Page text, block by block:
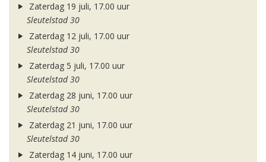
Zaterdag 19 juli, 17.00 uur
Sleutelstad 30
Zaterdag 12 juli, 17.00 uur
Sleutelstad 30
Zaterdag 5 juli, 17.00 uur
Sleutelstad 30
Zaterdag 28 juni, 17.00 uur
Sleutelstad 30
Zaterdag 21 juni, 17.00 uur
Sleutelstad 30
Zaterdag 14 juni, 17.00 uur